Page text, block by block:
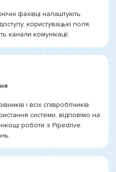
фахівці налаштують
користувацькі поля,
канали комунікації.
і всіх співробітників.
системи, відповімо на
роботи з Pipedrive.